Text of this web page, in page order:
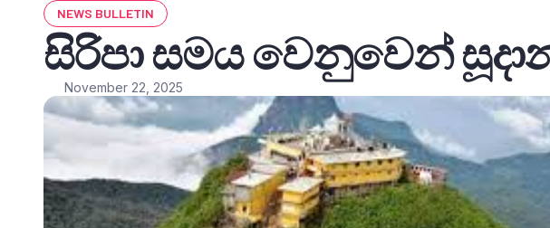
NEWS BULLETIN
සිරිපා සමය වෙනුවෙන්
November 22, 2025